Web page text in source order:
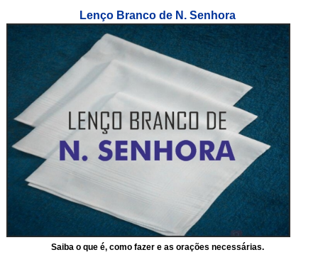
Lenço Branco de N. Senhora
Saiba o que é, como fazer e as orações necessárias.